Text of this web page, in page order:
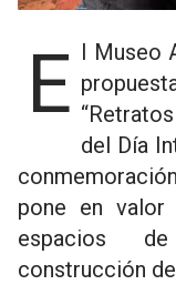
El Museo Azotea de Lapalma presentó la
del Día
pone en
espacios
construcción